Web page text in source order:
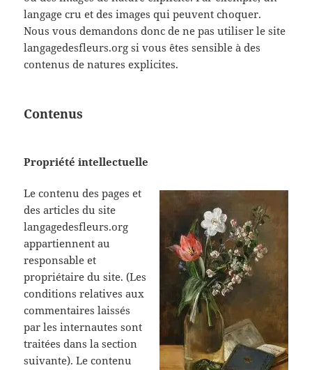
langage cru et des images qui peuvent choquer.
Nous vous demandons donc de ne pas utiliser le site
langagedesfleurs.org si vous êtes sensible à des
contenus de natures explicites.
Contenus
Propriété intellectuelle
Le contenu des pages et
des articles du site
langagedesfleurs.org
appartiennent au
responsable et
propriétaire du site. (Les
conditions relatives aux
commentaires laissés
par les internautes sont
traitées dans la section
suivante). Le contenu